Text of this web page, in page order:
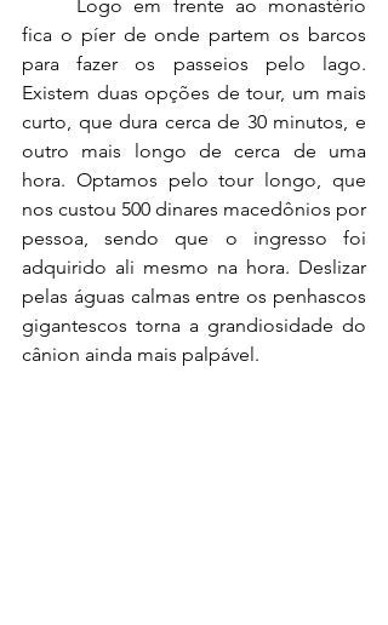
fica o píer de onde partem os barcos
para fazer os passeios pelo lago.
Existem duas opções de tour, um mais
curto, que dura cerca de 30 minutos, e
outro mais longo de cerca de uma
hora. Optamos pelo tour longo, que
nos custou 500 dinares macedônios por
pessoa, sendo que o ingresso foi
adquirido ali mesmo na hora. Deslizar
pelas águas calmas entre os penhascos
gigantescos torna a grandiosidade do
cânion ainda mais palpável.